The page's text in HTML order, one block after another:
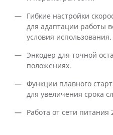
Гибкие настройки
для адаптации работы
условия использования.
Энкодер для точной
положениях.
Функции плавного
для увеличения срока
Работа от сети питания